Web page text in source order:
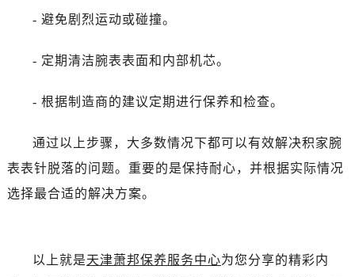
- 避免剧烈运动或碰撞。
- 定期清洁腕表表面和内部机芯。
- 根据制造商的建议定期进行保养和检查。
通过以上步骤，大多数情况下都可以有效解决积家腕
表表针脱落的问题。重要的是保持耐心，并根据实际情况
选择最合适的解决方案。
以上就是天津萧邦保养服务中心为您分享的精彩内